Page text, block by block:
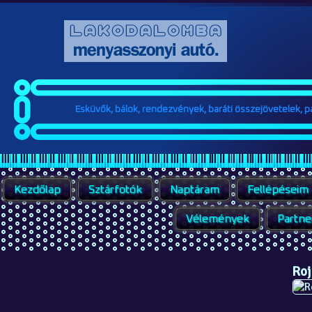
Esküvők, bálok, rendezvények, baráti összejövetelek,
Kezdőlap Sztárfotók Naptáram Fellépéseim
Vélemények